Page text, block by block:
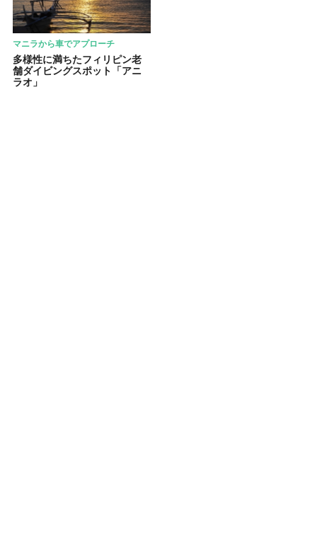
マニラから車でアプローチ
多様性に満ちたフィリピン老
舗ダイビングスポット「アニ
ラオ」